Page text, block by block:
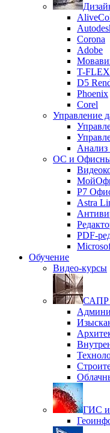
Corona
Adobe
T-FLEX
D5
Phoenix
Corel
Управление
ОС и
P7
Astra
PDF-
Обучение
Видео-курсы
САПР
ГИС и